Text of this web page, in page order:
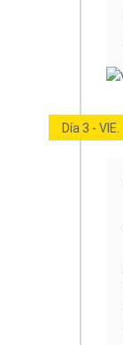
Día 3 - VIE.